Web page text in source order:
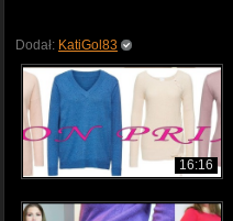
Dodał: KatiGol83
16:16